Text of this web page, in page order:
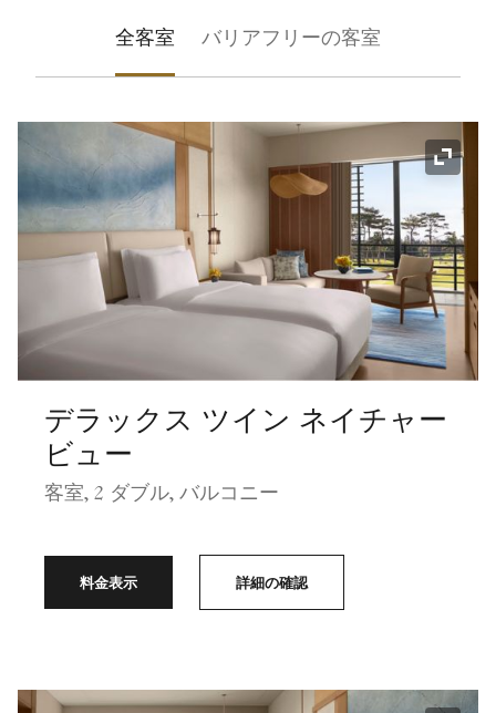
全客室 バリアフリーの客室
アイ
デラックス ツイン ネイチャー
ビュー
客室, 2 ダブル, バルコニー
料金表示 詳細の確認